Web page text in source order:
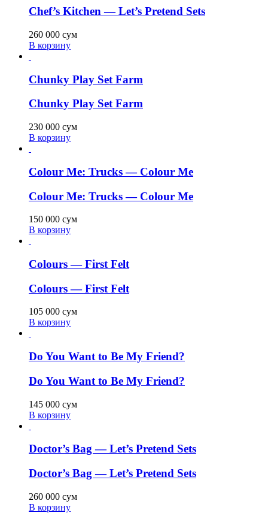
Chef’s Kitchen — Let’s Pretend Sets
260 000 сум
В корзину
Chunky Play Set Farm
Chunky Play Set Farm
230 000 сум
В корзину
Colour Me: Trucks — Colour Me
Colour Me: Trucks — Colour Me
150 000 сум
В корзину
Colours — First Felt
Colours — First Felt
105 000 сум
В корзину
Do You Want to Be My Friend?
Do You Want to Be My Friend?
145 000 сум
В корзину
Doctor’s Bag — Let’s Pretend Sets
Doctor’s Bag — Let’s Pretend Sets
260 000 сум
В корзину